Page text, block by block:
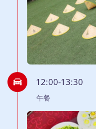
12:00-13:30
午餐